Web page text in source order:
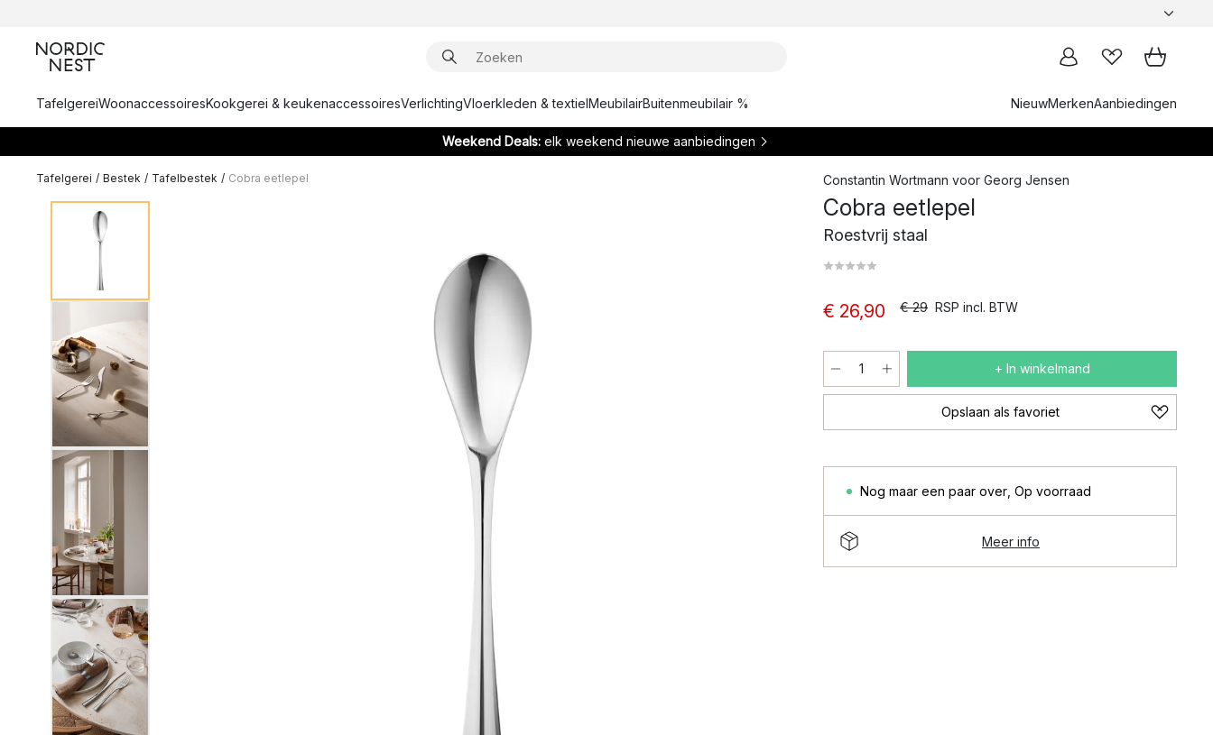
TafelgereiWoonaccessoiresKookgerei & keukenaccessoiresVerlichtingVloerkleden & textielMeubilairBuitenmeubilair % NieuwMerkenAanbiedingen
Weekend Deals: elk weekend nieuwe aanbiedingen
Tafelgerei / Bestek / Tafelbestek / Cobra eetlepel Constantin Wortmann voor Georg Jensen
Cobra eetlepel
Roestvrij staal
€ 26,90 € 29 RSP incl. BTW
+ In winkelmand
Opslaan als favoriet
Nog maar een paar over Op voorraad
Meer info